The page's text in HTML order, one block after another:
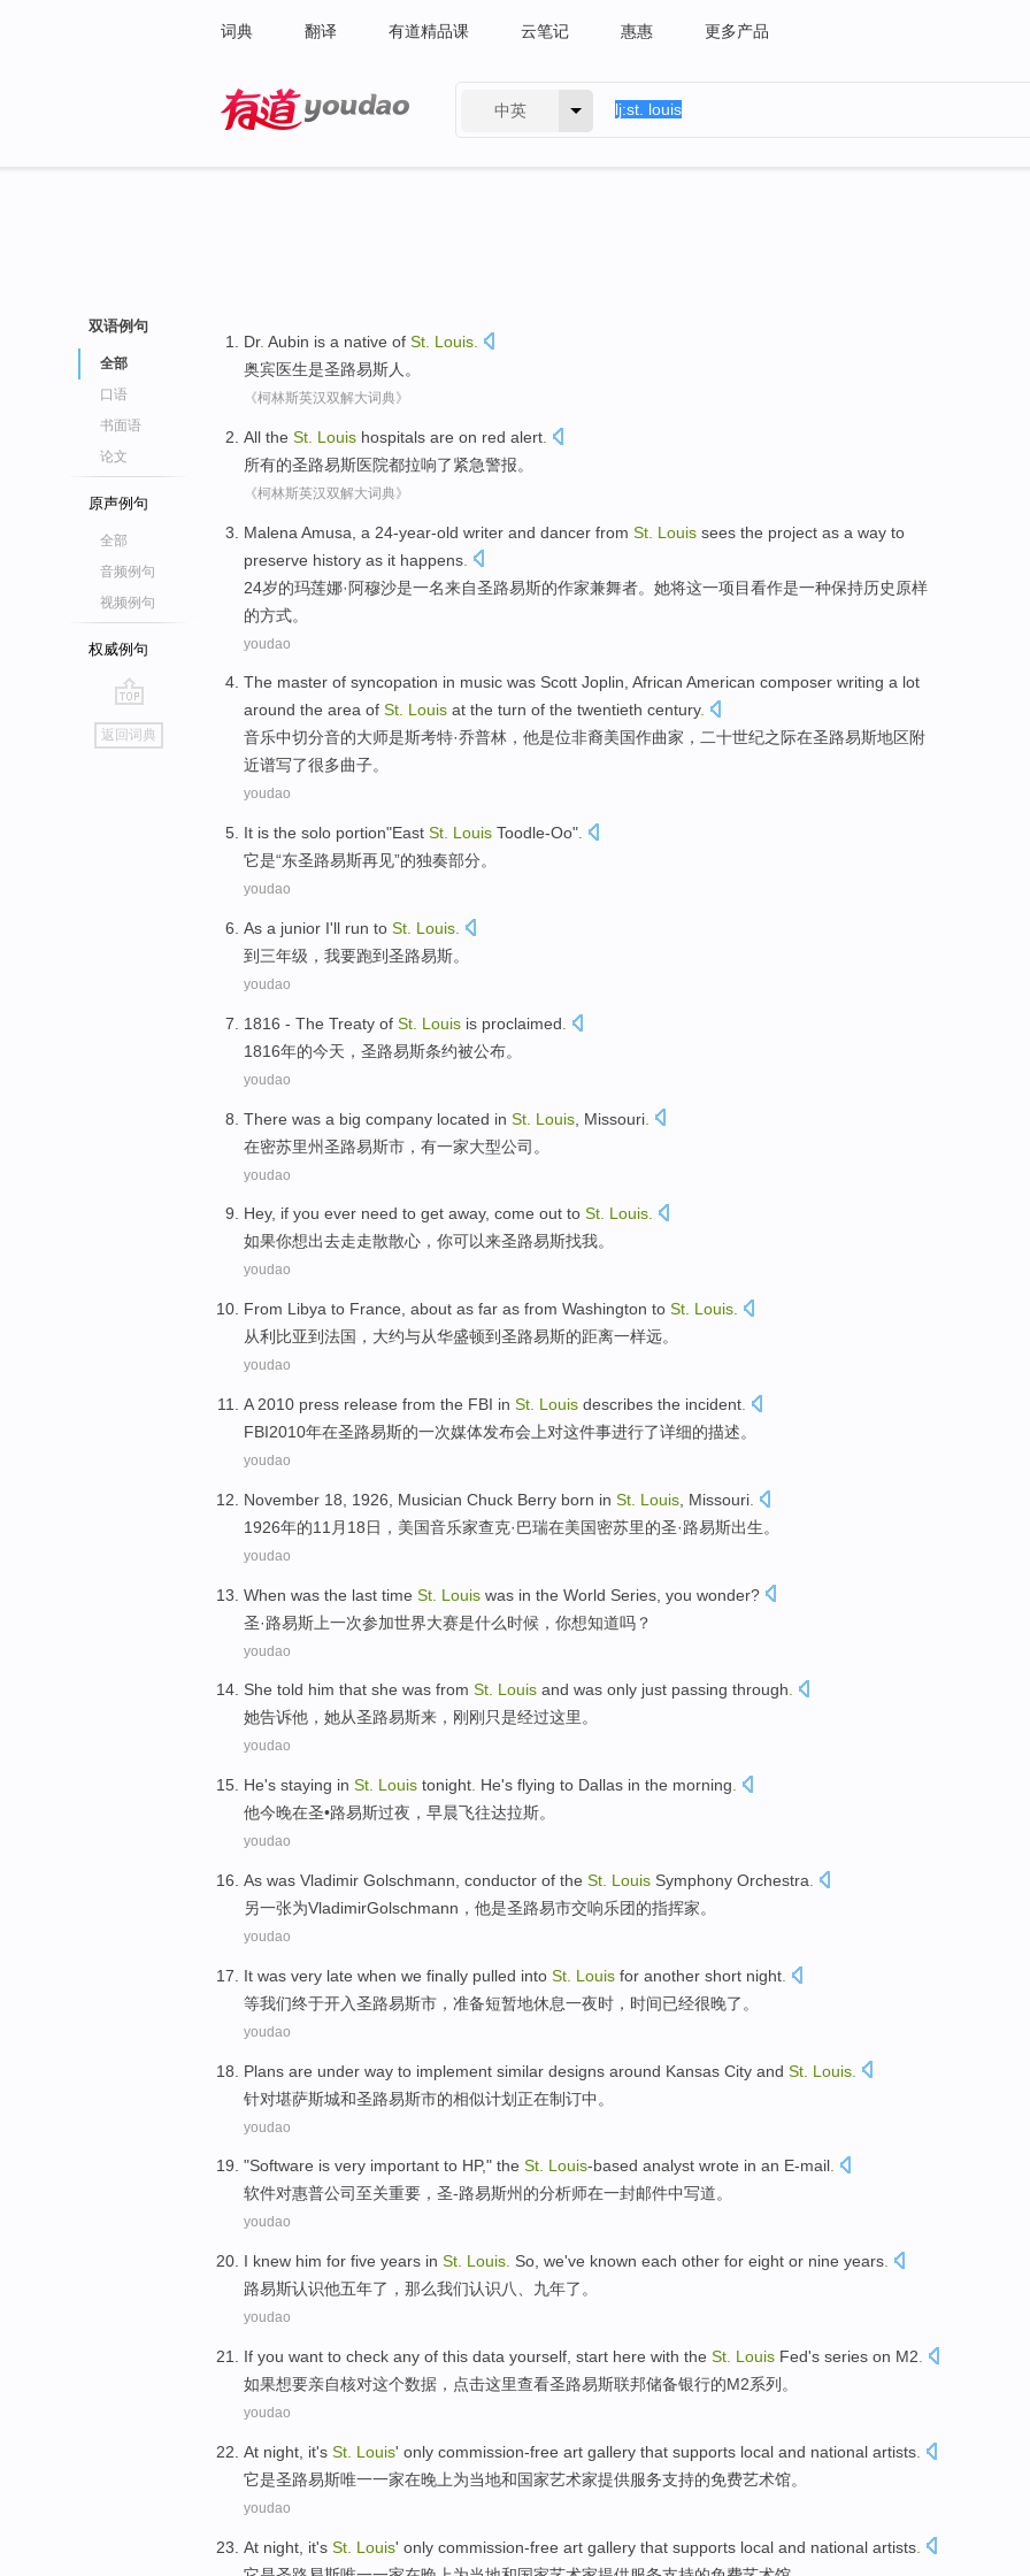
词典 翻译 有道精品课 云笔记 惠惠 更多产品
中英
双语例句
全部
口语
书面语
论文
原声例句
全部
音频例句
视频例句
权威例句
go
top
返回词典
Dr. Aubin is a native of St. Louis
奥宾医生是圣路易斯人 。
《柯林斯英汉双解大词典》
All the St. Louis hospitals are on red alert
所有的圣路易斯医院都拉响了紧急警报。
《柯林斯英汉双解大词典》
Malena Amusa a 24-year-old writer and dancer from St. Louis sees the project as a way to
preserve history as it happens
24岁的玛莲娜·阿穆沙是一名来自圣路易斯的作家兼舞者。她将这一项目看作是一种保持历史 原样
的方式。
youdao
The master of syncopation in music was Scott Joplin, African American composer writing a lot
around the area of St. Louis at the turn of the twentieth century.
音乐中切分音的大师是斯考特·乔普林 ，他是位非裔美国作曲家 ， 二十世纪之际在圣路易斯地区附
近谱写了很多曲子。
youdao
It is the solo portion"East St. Louis Toodle-Oo"
它是“东圣路易斯再见”的独奏部分。
youdao
As a junior I'll run to St. Louis
到 三年级， 我要跑到圣路易斯。
youdao
1816 - The Treaty of St. Louis is proclaimed
1816年的今天， 圣路易斯条约被公布。
youdao
There was a big company located in St. Louis Missouri
在密苏里州圣路易斯市， 有一家大型公司 。
youdao
Hey, if you ever need to get away, come out to St. Louis.
如果你想出去走走散散心，你可以来圣路易斯找我。
youdao
From Libya to France about as far as from Washington to St. Louis
从利比亚到法国 ， 大约与从华盛顿到圣路易斯的距离一样远。
youdao
A2010 press release from the FBI in St. Louis describes the incident
FBI2010年在圣路易斯的一次媒体发布会上对这件事进行了详细的描述。
youdao
November 18 , 1926, Musician Chuck Berry born in St. Louis Missouri
1926年的11月 18日，美国音乐家查克·巴瑞在美国密苏里的圣·路易斯出生。
youdao
When was the last time St. Louis was in the World Series you wonder?
圣·路易斯 上一次参加世界大赛是什么时候 ， 你想知道吗？
youdao
She told him that she was from St. Louis and was only just passing through.
她告诉他 ，她从圣路易斯来， 刚刚 只是经过这里。
youdao
He's staying in St. Louis tonight He's flying to Dallas in the morning
他今晚在圣•路易斯过夜， 早晨飞往达拉斯。
youdao
As was Vladimir Golschmann conductor of the St. Louis Symphony Orchestra
另一张为VladimirGolschmann ，他是圣路易市交响乐团的指挥家。
youdao
It was very late when we finally pulled into St. Louis for another short night
等我们终于开入圣路易斯市 ，准备短暂地休息一夜时 ，时间已经很晚了 。
youdao
Plans are under way to implement similar designs around Kansas City and St. Louis
针对堪萨斯城和圣路易斯市的相似计划正在制订中。
youdao
"Software is very important to HP," the St. Louis-based analyst wrote in an E-mail.
软件对惠普公司至关重要 ， 圣-路易斯州的分析师在一封邮件中写道。
youdao
I knew him for five years in St. Louis So we've known each other for eight or nine years
路易斯认识他五年了， 那么我们认识八 九年了。
youdao
If you want to check any of this data yourself, start here with the St. Louis Fed's series on M2
如果想要亲自核对这个数据 ， 点击这里查看圣路易斯联邦储备银行的M2系列。
youdao
At night it's St. Louis' only commission-free art gallery that supports local and national artists
它是圣路易斯唯一一家在晚上为当地和国家艺术家提供服务支持的免费艺术馆。
youdao
At night it's St. Louis' only commission-free art gallery that supports local and national artists